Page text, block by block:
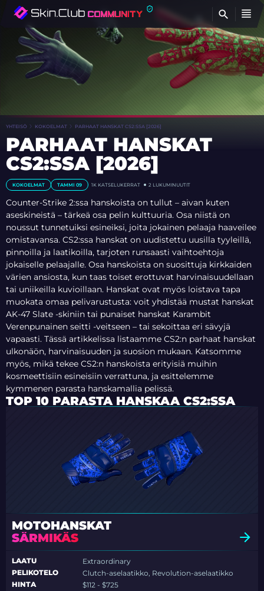
YHTEISÖ KOKOELMAT PARHAAT HANSKAT CS2:SSA [2026]
PARHAAT HANSKAT
CS2:SSA [2026]
KOKOELMAT TAMMI 09 1K KATSELUKERRAT 2 LUKUMINUUTIT
Counter-Strike 2:ssa hanskoista on tullut – aivan kuten
aseskineistä – tärkeä osa pelin kulttuuria. Osa niistä on
noussut tunnetuiksi esineiksi, joita jokainen pelaaja haaveilee
omistavansa. CS2:ssa hanskat on uudistettu uusilla tyyleillä,
pinnoilla ja laatikoilla, tarjoten runsaasti vaihtoehtoja
jokaiselle pelaajalle. Osa hanskoista on suosittuja kirkkaiden
värien ansiosta, kun taas toiset erottuvat harvinaisuudellaan
tai uniikeilla kuvioillaan. Hanskat ovat myös loistava tapa
muokata omaa pelivarustusta: voit yhdistää mustat hanskat
AK-47 Slate -skiniin tai punaiset hanskat Karambit
Verenpunainen seitti -veitseen – tai sekoittaa eri sävyjä
vapaasti. Tässä artikkelissa listaamme CS2:n parhaat hanskat
ulkonäön, harvinaisuuden ja suosion mukaan. Katsomme
myös, mikä tekee CS2:n hanskoista erityisiä muihin
kosmeettisiin esineisiin verrattuna, ja esittelemme
kymmenen parasta hanskamallia pelissä.
TOP 10 PARASTA HANSKAA CS2:SSA
MOTOHANSKAT
SÄRMIKÄS
LAATU
Extraordinary
PELIKOTELO
Clutch-aselaatikko, Revolution-aselaatikko
HINTA
$112 - $725